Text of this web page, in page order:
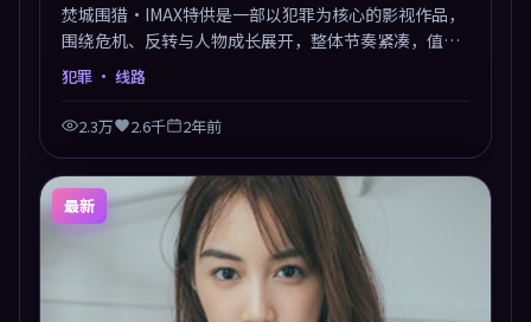
焚城围猎·IMAX特供是一部以犯罪为核心的影视作品，
围绕危机、反转与人物成长展开，整体节奏紧凑，值得
推荐观看。
犯罪 · 线路
2.3万 2.6千 2年前
最新